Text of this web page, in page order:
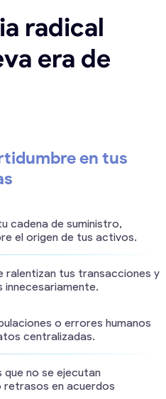
radical
era de
en tus
cadena de suministro,
el origen de tus activos.
ralentizan tus transacciones y
o errores humanos
centralizadas.
no se ejecutan
en acuerdos